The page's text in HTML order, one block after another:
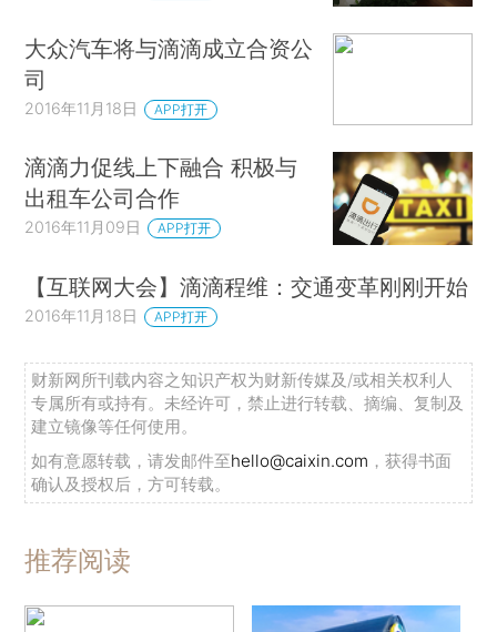
大众汽车将与滴滴成立合资公
司
2016年11月18日 APP打开
滴滴力促线上下融合 积极与
出租车公司合作
2016年11月09日 APP打开
【互联网大会】滴滴程维：交通变革刚刚开始
2016年11月18日 APP打开
财新网所刊载内容之知识产权为财新传媒及/或相关权利人
专属所有或持有。未经许可，禁止进行转载、摘编、复制及
建立镜像等任何使用。
如有意愿转载，请发邮件至hello@caixin.com ，获得书面
确认及授权后，方可转载。
推荐阅读